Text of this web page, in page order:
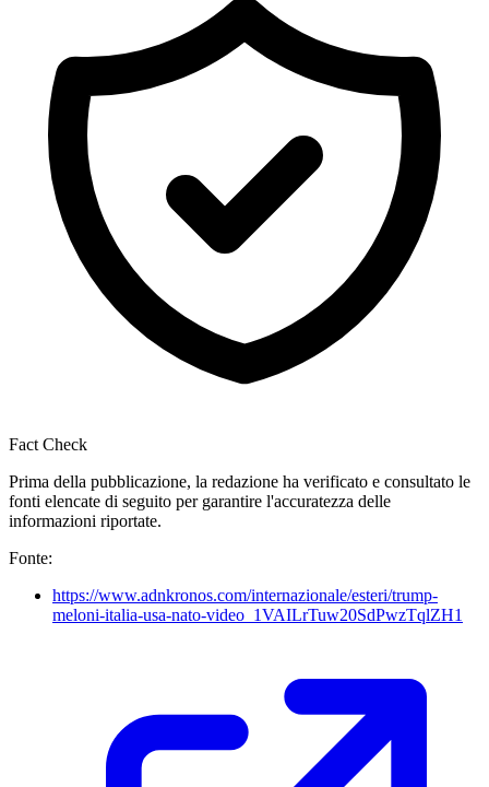
Fact Check
Prima della pubblicazione, la redazione ha verificato e consultato le
fonti elencate di seguito per garantire l'accuratezza delle
informazioni riportate.
Fonte:
https://www.adnkronos.com/internazionale/esteri/trump-
meloni-italia-usa-nato-video_1VAILrTuw20SdPwzTqlZH1